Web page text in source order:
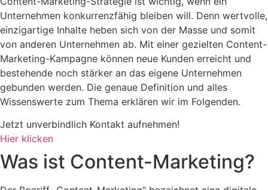
Unternehmen konkurrenzfähig bleiben will. Denn wertvolle,
einzigartige Inhalte heben sich von der Masse und somit
von anderen Unternehmen ab. Mit einer gezielten Content-
Marketing-Kampagne können neue Kunden erreicht und
bestehende noch stärker an das eigene Unternehmen
gebunden werden. Die genaue Definition und alles
Wissenswerte zum Thema erklären wir im Folgenden.
Jetzt unverbindlich Kontakt aufnehmen!
Hier klicken
Was ist Content-Marketing?